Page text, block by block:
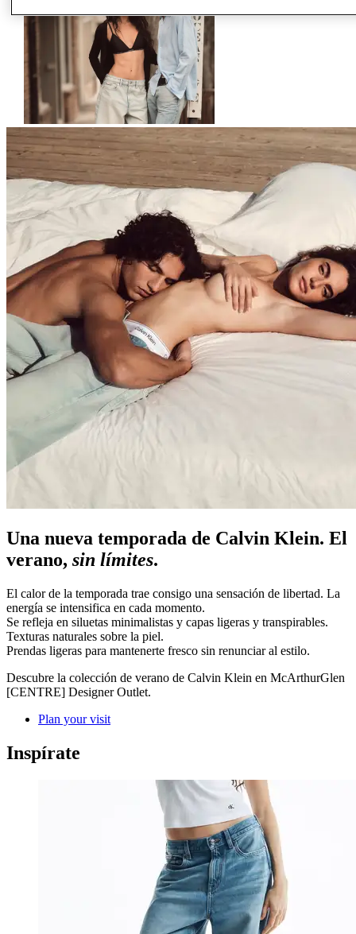
Una nueva temporada de Calvin Klein. El
verano, sin límites.
El calor de la temporada trae consigo una sensación de libertad. La
energía se intensifica en cada momento.
Se refleja en siluetas minimalistas y capas ligeras y transpirables.
Texturas naturales sobre la piel.
Prendas ligeras para mantenerte fresco sin renunciar al estilo.
Descubre la colección de verano de Calvin Klein en McArthurGlen
[CENTRE] Designer Outlet.
Plan your visit
Inspírate